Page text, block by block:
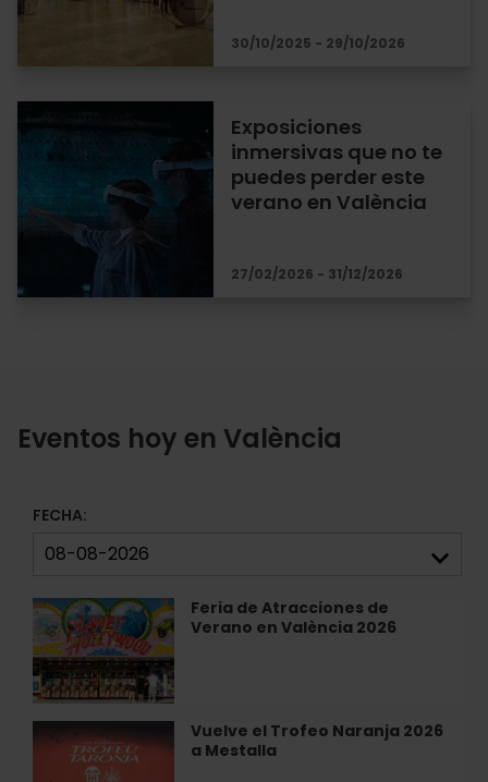
30/10/2025 - 29/10/2026
Exposiciones
inmersivas que no te
puedes perder este
verano en València
27/02/2026 - 31/12/2026
Eventos hoy en València
FECHA:
Feria de Atracciones de
Verano en València 2026
Feria
de
Atracciones
de
Verano
en
València
Vuelve el Trofeo Naranja 2026
a Mestalla
Vuelve